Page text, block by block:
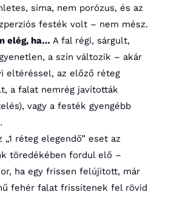
sima, nem porózus, és az
festék volt – nem mész.
elég, ha… A fal régi, sárgult,
a szín változik – akár
eltéréssel, az előző réteg
a falat nemrég javították
vagy a festék gyengébb
„1 réteg elegendő” eset az
töredékében fordul elő –
ha egy frissen felújított, már
fehér falat frissítenek fel rövid